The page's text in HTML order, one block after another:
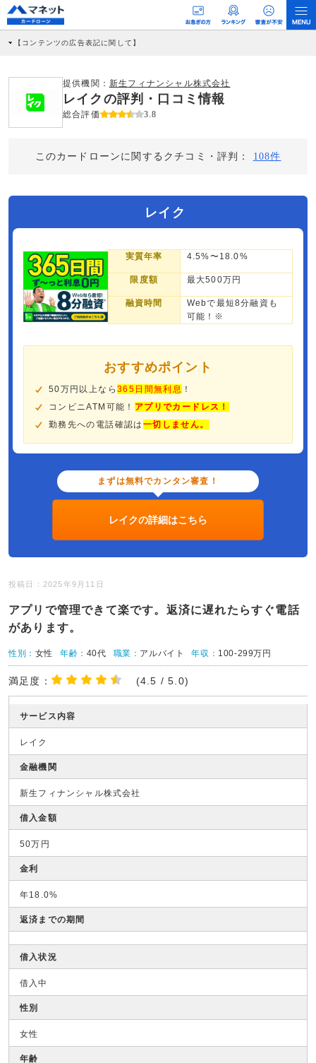
【コンテンツの広告表記に関して】
社に対して企業から紹介報酬が支払われるという収益モデルです。 ただし、特定の
商品を根拠なくPRするものではなく、当編集部の調査／ユーザーへの口コミ収集な
どに基づき、公平性を担保した情報提供を行っています。
>提携企業一覧
提供機関： 新生フィナンシャル株式会社
レイクの評判・口コミ情報
総合評価 3.8
このカードローンに関するクチコミ・評判： 108件
レイク
実質年率 4.5%〜18.0%
限度額 最大500万円
融資時間
Webで最短8分融資も
可能！※
おすすめポイント
50万円以上なら 365日間無利息 ！
コンビニATM可能！ アプリでカードレス！
勤務先への電話確認は 一切しません。
まずは無料でカンタン審査！
レイクの詳細はこちら
投稿日：2025年9月11日
アプリで管理できて楽です。返済に遅れたらすぐ電話
があります。
性別： 女性 年齢： 40代 職業： アルバイト 年収： 100-299万円
満足度： (4.5 / 5.0)
サービス内容
レイク
金融機関
新生フィナンシャル株式会社
借入金額
50万円
金利
年18.0%
返済までの期間
借入状況
借入中
性別
女性
年齢